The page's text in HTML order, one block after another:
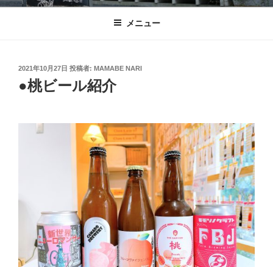
メニュー
投
日:
2021年10月27日 投稿者: MAMABE NARI
●桃ビール紹介